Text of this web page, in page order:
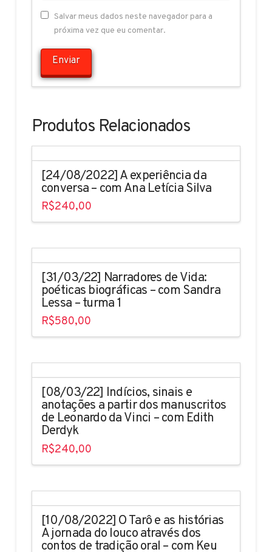
Salvar meus dados neste navegador para a
próxima vez que eu comentar.
Produtos Relacionados
[24/08/2022] A experiência da
conversa – com Ana Letícia Silva
R$240,00
[31/03/22] Narradores de Vida:
poéticas biográficas – com Sandra
Lessa – turma 1
R$580,00
[08/03/22] Indícios, sinais e
anotações a partir dos manuscritos
de Leonardo da Vinci – com Edith
Derdyk
R$240,00
[10/08/2022] O Tarô e as histórias
A jornada do louco através dos
contos de tradição oral – com Keu